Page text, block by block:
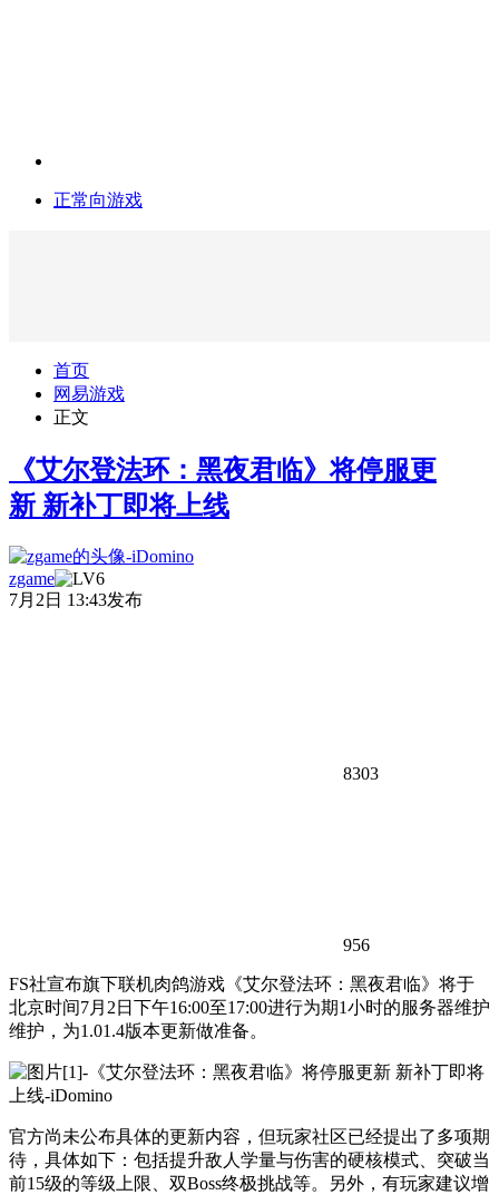
正常向游戏
首页
网易游戏
正文
《艾尔登法环：黑夜君临》将停服更
新 新补丁即将上线
zgame
7月2日 13:43发布
8303
956
FS社宣布旗下联机肉鸽游戏《艾尔登法环：黑夜君临》将于
北京时间7月2日下午16:00至17:00进行为期1小时的服务器维护
维护，为1.01.4版本更新做准备。
官方尚未公布具体的更新内容，但玩家社区已经提出了多项期
待，具体如下：包括提升敌人学量与伤害的硬核模式、突破当
前15级的等级上限、双Boss终极挑战等。另外，有玩家建议增